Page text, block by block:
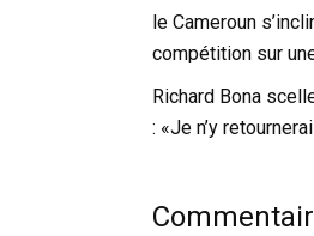
le Cameroun
compétition sur
Richard Bona
: «Je n’y